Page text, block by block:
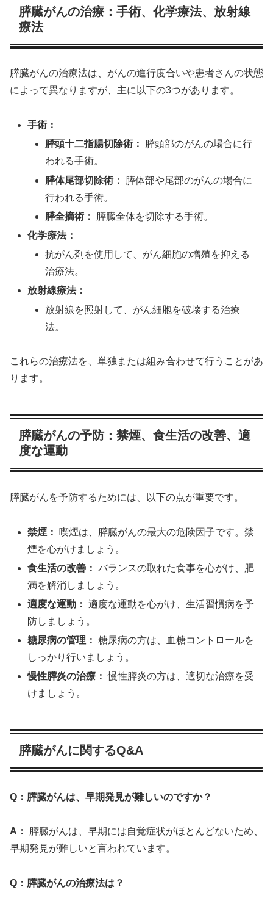
膵臓がんの治療：手術、化学療法、放射線
療法
膵臓がんの治療法は、がんの進行度合いや患者さんの状態
によって異なりますが、主に以下の3つがあります。
手術：
膵頭十二指腸切除術：
膵頭部のがんの場合に行
われる手術。
膵体尾部切除術：
膵体部や尾部のがんの場合に
行われる手術。
膵全摘術：
膵臓全体を切除する手術。
化学療法：
抗がん剤を使用して、がん細胞の増殖を抑える
治療法。
放射線療法：
放射線を照射して、がん細胞を破壊する治療
法。
これらの治療法を、単独または組み合わせて行うことがあ
ります。
膵臓がんの予防：禁煙、食生活の改善、適
度な運動
膵臓がんを予防するためには、以下の点が重要です。
禁煙：
喫煙は、膵臓がんの最大の危険因子です。禁
煙を心がけましょう。
食生活の改善： バランスの取れた食事を心がけ、肥
満を解消しましょう。
適度な運動： 適度な運動を心がけ、生活習慣病を予
防しましょう。
糖尿病の管理： 糖尿病の方は、血糖コントロールを
しっかり行いましょう。
慢性膵炎の治療： 慢性膵炎の方は、適切な治療を受
けましょう。
膵臓がんに関するQ&A
Q：膵臓がんは、早期発見が難しいのですか？
A：
膵臓がんは、早期には自覚症状がほとんどないため、
早期発見が難しいと言われています。
Q：膵臓がんの治療法は？